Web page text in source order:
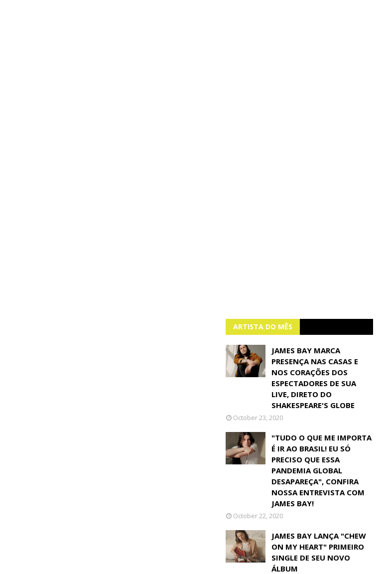
ARTISTA DO MÊS
JAMES BAY MARCA
PRESENÇA NAS CASAS E
NOS CORAÇÕES DOS
ESPECTADORES DE SUA
LIVE, DIRETO DO
SHAKESPEARE'S GLOBE
October 23, 2020
"TUDO O QUE ME IMPORTA
É IR AO BRASIL! EU SÓ
PRECISO QUE ESSA
PANDEMIA GLOBAL
DESAPAREÇA", CONFIRA
NOSSA ENTREVISTA COM
JAMES BAY!
October 22, 2020
JAMES BAY LANÇA "CHEW
ON MY HEART" PRIMEIRO
SINGLE DE SEU NOVO
ÁLBUM